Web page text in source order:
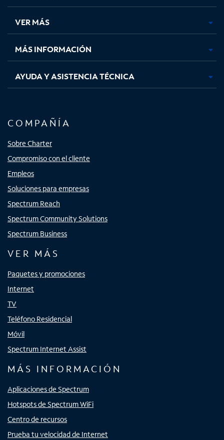
en
pestaña
nueva
en
pestaña
nueva
en
pestaña
nueva
en
nueva
VER MÁS
MÁS INFORMACIÓN
AYUDA Y ASISTENCIA TÉCNICA
COMPAÑÍA
Sobre Charter
Compromiso con el cliente
Empleos
Soluciones para empresas
Spectrum Reach
Spectrum Community Solutions
Spectrum Business
VER MÁS
Paquetes y promociones
Internet
TV
Teléfono Residencial
Móvil
Spectrum Internet Assist
MÁS INFORMACIÓN
Aplicaciones de Spectrum
Hotspots de Spectrum WiFi
Centro de recursos
Prueba tu velocidad de Internet